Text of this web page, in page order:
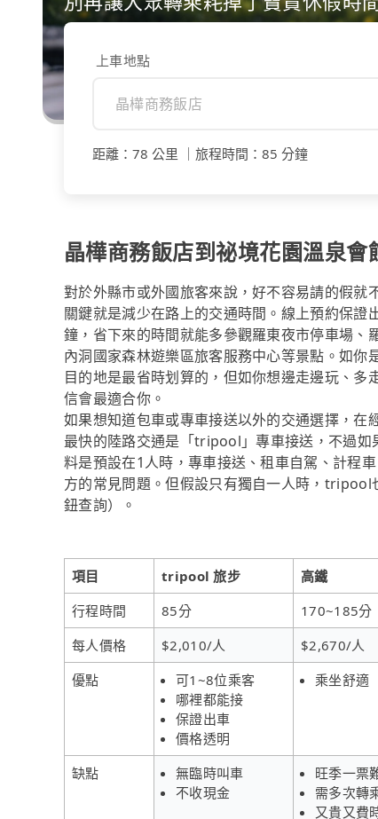
上車地點
距離 ： 78 公里 旅程時間 ： 85 分鐘
晶樺商務飯店到祕境花園溫泉會
對於外縣市或外國旅客來說，好不容易請的假
關鍵就是減少在路上的交通時間。線上預約保
鐘，省下來的時間就能多參觀羅東夜市停車場、
內洞國家森林遊樂區旅客服務中心等景點。如
目的地是最省時划算的，但如你想邊走邊玩、
信會最適合你。
如果想知道包車或專車接送以外的交通選擇，
最快的陸路交通是「tripool」專車接送，不過
料是預設在1人時，專車接送、租車自駕、計程
方的常見問題。但假設只有獨自一人時，
鈕查詢）。
項目 tripool 旅步 高鐵
行程時間
85分 170~185分
每人價格
$2,010/人 $2,670/人
優點
可1~8位乘客
哪裡都能接
保證出車
價格透明
乘坐舒適
缺點
無臨時叫車
不收現金
旺季一票
需多次轉
又貴又費